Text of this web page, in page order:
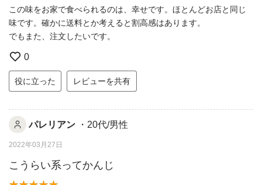
この味をお家で食べられるのは、幸せです。ほとんどお店と同じ
味です。確かに送料とか考えると割高感はあります。
でもまた、注文したいです。
0
役に立った レビューを共有
パレリアン ・20代/男性
2022年03月27日
こうらい系ってかんじ